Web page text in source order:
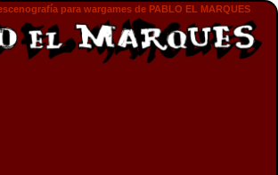
para wargames de PABLO EL MARQUES